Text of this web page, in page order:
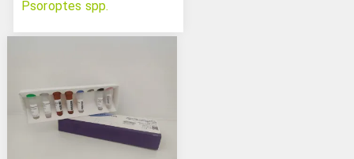
Psoroptes spp.